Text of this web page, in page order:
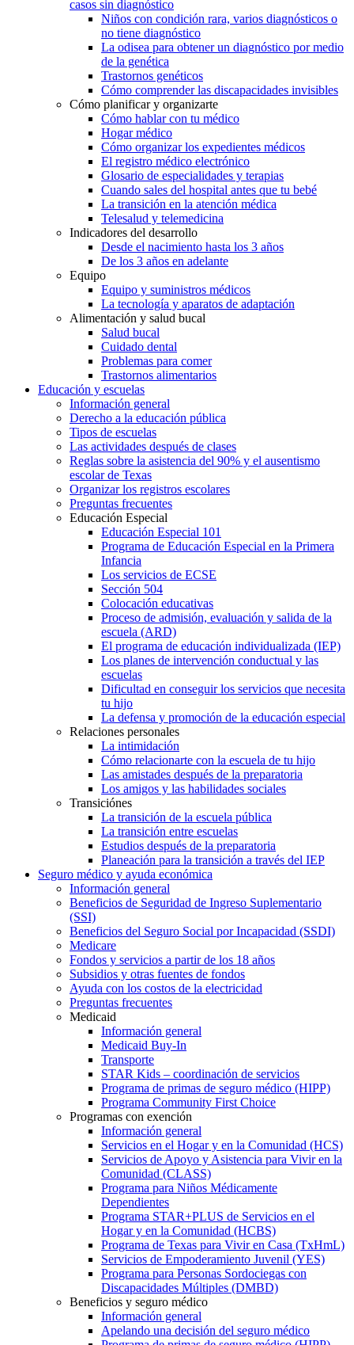
casos sin diagnóstico
Niños con condición rara, varios diagnósticos o
no tiene diagnóstico
La odisea para obtener un diagnóstico por medio
de la genética
Trastornos genéticos
Cómo comprender las discapacidades invisibles
Cómo planificar y organizarte
Cómo hablar con tu médico
Hogar médico
Cómo organizar los expedientes médicos
El registro médico electrónico
Glosario de especialidades y terapias
Cuando sales del hospital antes que tu bebé
La transición en la atención médica
Telesalud y telemedicina
Indicadores del desarrollo
Desde el nacimiento hasta los 3 años
De los 3 años en adelante
Equipo
Equipo y suministros médicos
La tecnología y aparatos de adaptación
Alimentación y salud bucal
Salud bucal
Cuidado dental
Problemas para comer
Trastornos alimentarios
Educación y escuelas
Información general
Derecho a la educación pública
Tipos de escuelas
Las actividades después de clases
Reglas sobre la asistencia del 90% y el ausentismo
escolar de Texas
Organizar los registros escolares
Preguntas frecuentes
Educación Especial
Educación Especial 101
Programa de Educación Especial en la Primera
Infancia
Los servicios de ECSE
Sección 504
Colocación educativas
Proceso de admisión, evaluación y salida de la
escuela (ARD)
El programa de educación individualizada (IEP)
Los planes de intervención conductual y las
escuelas
Dificultad en conseguir los servicios que necesita
tu hijo
La defensa y promoción de la educación especial
Relaciones personales
La intimidación
Cómo relacionarte con la escuela de tu hijo
Las amistades después de la preparatoria
Los amigos y las habilidades sociales
Transiciónes
La transición de la escuela pública
La transición entre escuelas
Estudios después de la preparatoria
Planeación para la transición a través del IEP
Seguro médico y ayuda económica
Información general
Beneficios de Seguridad de Ingreso Suplementario
(SSI)
Beneficios del Seguro Social por Incapacidad (SSDI)
Medicare
Fondos y servicios a partir de los 18 años
Subsidios y otras fuentes de fondos
Ayuda con los costos de la electricidad
Preguntas frecuentes
Medicaid
Información general
Medicaid Buy-In
Transporte
STAR Kids – coordinación de servicios
Programa de primas de seguro médico (HIPP)
Programa Community First Choice
Programas con exención
Información general
Servicios en el Hogar y en la Comunidad (HCS)
Servicios de Apoyo y Asistencia para Vivir en la
Comunidad (CLASS)
Programa para Niños Médicamente
Dependientes
Programa STAR+PLUS de Servicios en el
Hogar y en la Comunidad (HCBS)
Programa de Texas para Vivir en Casa (TxHmL)
Servicios de Empoderamiento Juvenil (YES)
Programa para Personas Sordociegas con
Discapacidades Múltiples (DMBD)
Beneficios y seguro médico
Información general
Apelando una decisión del seguro médico